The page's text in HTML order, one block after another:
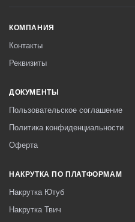
КОМПАНИЯ
Контакты
Реквизиты
ДОКУМЕНТЫ
Пользовательское соглашение
Политика конфиденциальности
Оферта
НАКРУТКА ПО ПЛАТФОРМАМ
Накрутка Ютуб
Накрутка Твич